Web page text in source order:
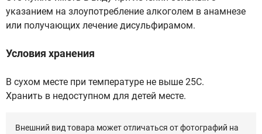
указанием на злоупотребление алкоголем в анамнезе
или получающих лечение дисульфирамом.
Условия хранения
В сухом месте при температуре не выше 25С.
Хранить в недоступном для детей месте.
Внешний вид товара может отличаться от фотографий на